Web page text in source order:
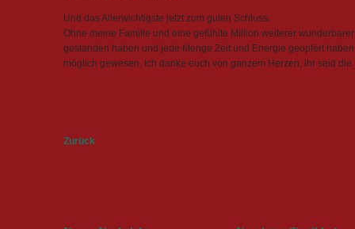
Und das Allerwichtigste jetzt zum guten Schluss:
Ohne meine Familie und eine gefühlte Million weiterer
gestanden haben und jede Menge Zeit und Energie geopfert
möglich gewesen. Ich danke euch von ganzem Herzen, ihr seid die
Zurück